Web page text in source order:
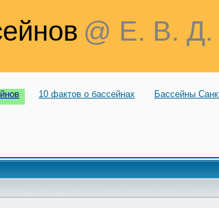
@ Е. В. Д.
10 фактов о бассейнах Бассейны